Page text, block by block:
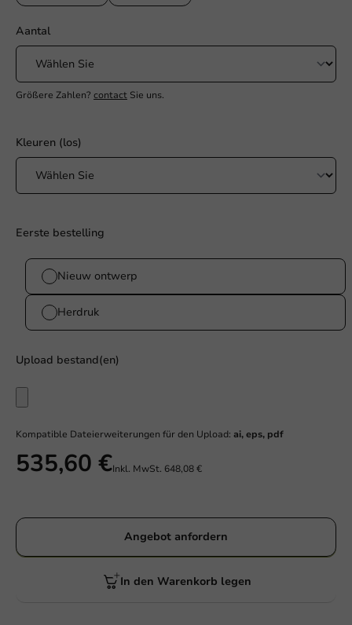
Aantal
Größere Zahlen? contact Sie uns.
Kleuren (los)
Eerste bestelling
Nieuw ontwerp
Herdruk
Upload bestand(en)
Kompatible Dateierweiterungen für den Upload: ai, eps, pdf
535,60 €Inkl. MwSt. 648,08 €
Angebot anfordern
In den Warenkorb legen